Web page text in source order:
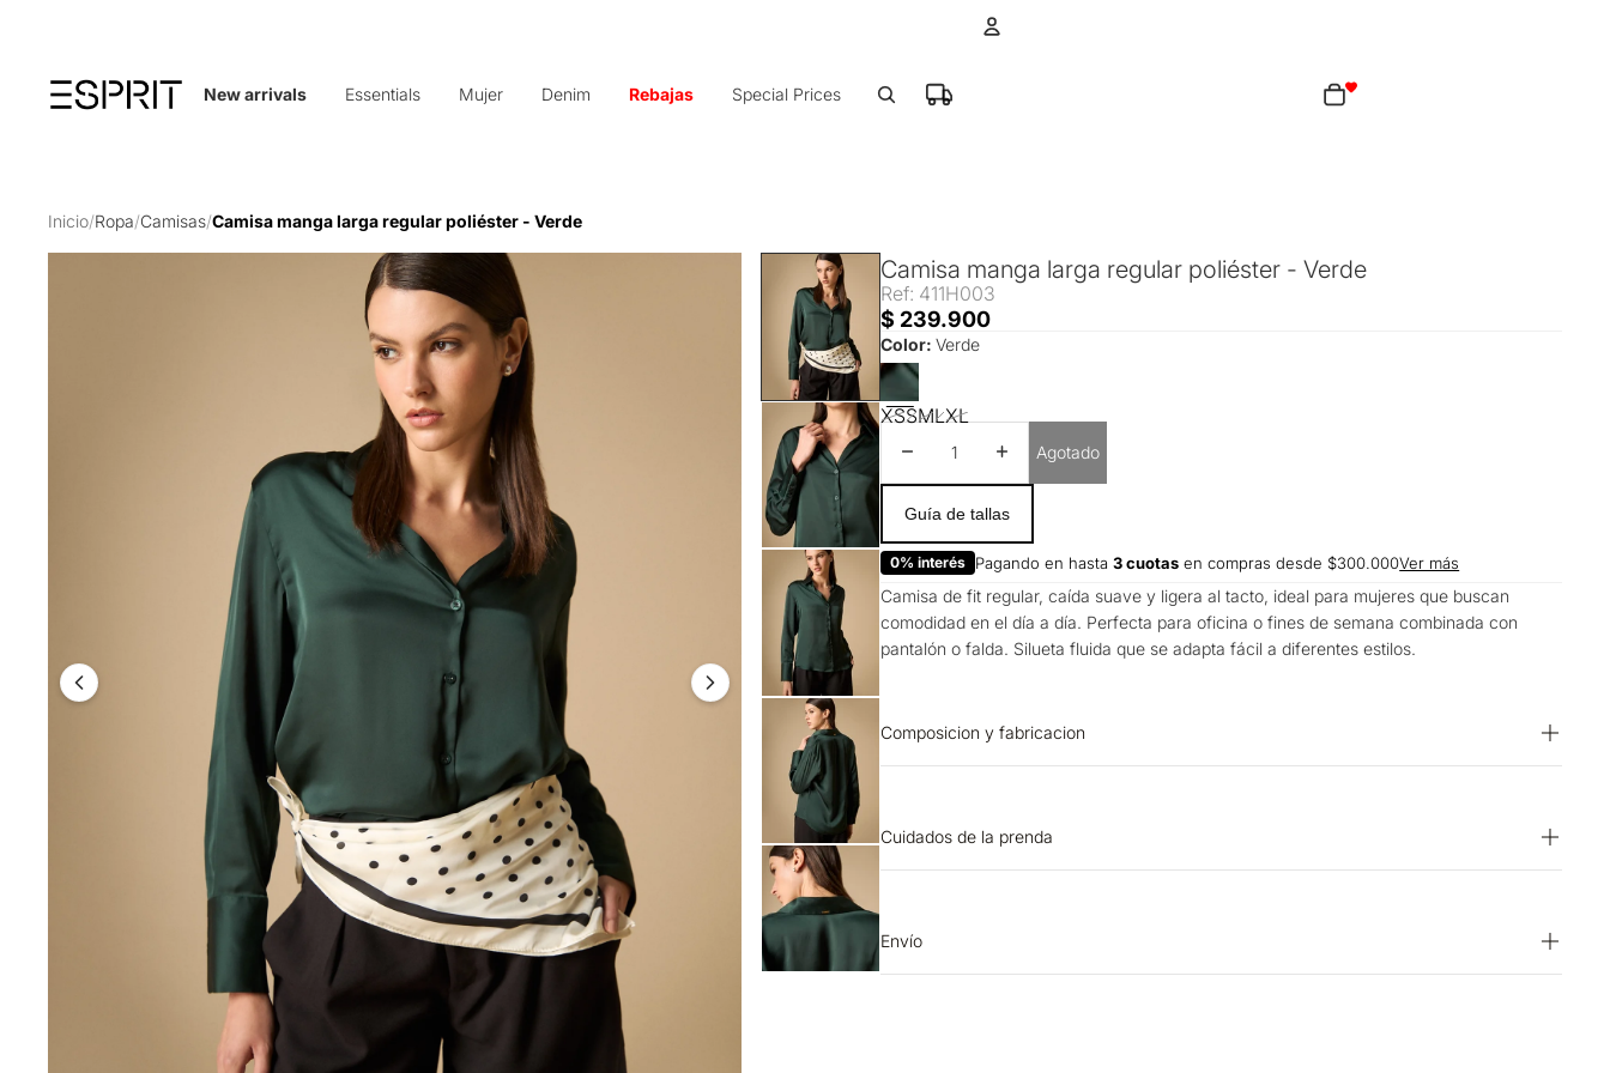
New arrivals Essentials Mujer Denim Rebajas Special Prices
Total de artículos en el carrito: 0
Inicio/Ropa/Camisas/Camisa manga larga regular poliéster - Verde
Camisa manga larga regular poliéster - Verde
Ref: 411H003
$ 239.900
Color:Verde
XSSMLXL
Disminuir cantidadAumentar cantidad
Agotado
Guía de tallas
0% interés Pagando en hasta3 cuotas en compras desde $300.000Ver más
Camisa de fit regular, caída suave y ligera al tacto, ideal para mujeres que buscan
comodidad en el día a día. Perfecta para oficina o fines de semana combinada con
pantalón o falda. Silueta fluida que se adapta fácil a diferentes estilos.
Composicion y fabricacion
Cuidados de la prenda
blanqueador. CUIDADO TEXTIL PROFESIONAL: No limpieza en seco. LAVADO: Lavar a
Envío